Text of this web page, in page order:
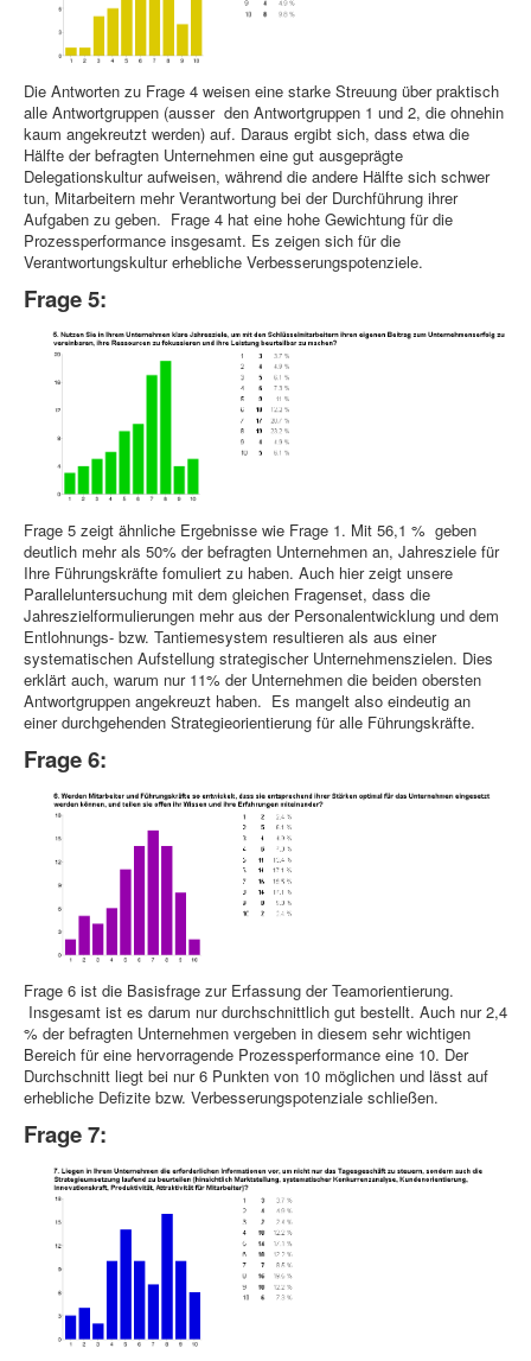
Die Antworten zu Frage 4 weisen eine starke Streuung über praktisch
alle Antwortgruppen (ausser den Antwortgruppen 1 und 2, die ohnehin
kaum angekreutzt werden) auf. Daraus ergibt sich, dass etwa die
Hälfte der befragten Unternehmen eine gut ausgeprägte
Delegationskultur aufweisen, während die andere Hälfte sich schwer
tun, Mitarbeitern mehr Verantwortung bei der Durchführung ihrer
Aufgaben zu geben. Frage 4 hat eine hohe Gewichtung für die
Prozessperformance insgesamt. Es zeigen sich für die
Verantwortungskultur erhebliche Verbesserungspotenziele.
Frage 5:
Frage 5 zeigt ähnliche Ergebnisse wie Frage 1. Mit 56,1 % geben
deutlich mehr als 50% der befragten Unternehmen an, Jahresziele für
Ihre Führungskräfte fomuliert zu haben. Auch hier zeigt unsere
Paralleluntersuchung mit dem gleichen Fragenset, dass die
Jahreszielformulierungen mehr aus der Personalentwicklung und dem
Entlohnungs- bzw. Tantiemesystem resultieren als aus einer
systematischen Aufstellung strategischer Unternehmenszielen. Dies
erklärt auch, warum nur 11% der Unternehmen die beiden obersten
Antwortgruppen angekreuzt haben. Es mangelt also eindeutig an
einer durchgehenden Strategieorientierung für alle Führungskräfte.
Frage 6:
Frage 6 ist die Basisfrage zur Erfassung der Teamorientierung.
Insgesamt ist es darum nur durchschnittlich gut bestellt. Auch nur 2,4
% der befragten Unternehmen vergeben in diesem sehr wichtigen
Bereich für eine hervorragende Prozessperformance eine 10. Der
Durchschnitt liegt bei nur 6 Punkten von 10 möglichen und lässt auf
erhebliche Defizite bzw. Verbesserungspotenziale schließen.
Frage 7: